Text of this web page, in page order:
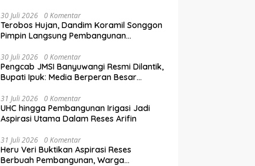
30 Juli 2026 0 Komentar
Terobos Hujan, Dandim Koramil Songgon
Pimpin Langsung Pembangunan
Persen
30 Juli 2026 0 Komentar
Pengcab JMSI Banyuwangi Resmi Dilantik,
Bupati Ipuk: Media Berperan Besar
31 Juli 2026 0 Komentar
UHC hingga Pembangunan Irigasi Jadi
Aspirasi Utama Dalam Reses Arifin
31 Juli 2026 0 Komentar
Heru Veri Buktikan Aspirasi Reses
Berbuah Pembangunan, Warga